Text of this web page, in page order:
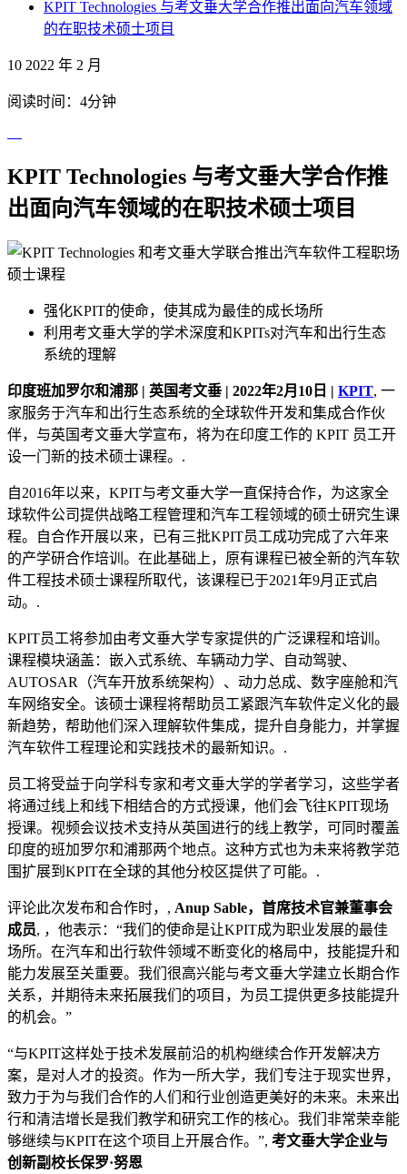
KPIT Technologies 与考文垂大学合作推出面向汽车领域
的在职技术硕士项目
10 2022 年 2 月
阅读时间：4分钟
KPIT Technologies 与考文垂大学合作推
出面向汽车领域的在职技术硕士项目
强化KPIT的使命，使其成为最佳的成长场所
利用考文垂大学的学术深度和KPITs对汽车和出行生态
系统的理解
印度班加罗尔和浦那 | 英国考文垂 | 2022年2月10日 | KPIT, 一
家服务于汽车和出行生态系统的全球软件开发和集成合作伙
伴，与英国考文垂大学宣布，将为在印度工作的 KPIT 员工开
设一门新的技术硕士课程。.
自2016年以来，KPIT与考文垂大学一直保持合作，为这家全
球软件公司提供战略工程管理和汽车工程领域的硕士研究生课
程。自合作开展以来，已有三批KPIT员工成功完成了六年来
的产学研合作培训。在此基础上，原有课程已被全新的汽车软
件工程技术硕士课程所取代，该课程已于2021年9月正式启
动。.
KPIT员工将参加由考文垂大学专家提供的广泛课程和培训。
课程模块涵盖：嵌入式系统、车辆动力学、自动驾驶、
AUTOSAR（汽车开放系统架构）、动力总成、数字座舱和汽
车网络安全。该硕士课程将帮助员工紧跟汽车软件定义化的最
新趋势，帮助他们深入理解软件集成，提升自身能力，并掌握
汽车软件工程理论和实践技术的最新知识。.
员工将受益于向学科专家和考文垂大学的学者学习，这些学者
将通过线上和线下相结合的方式授课，他们会飞往KPIT现场
授课。视频会议技术支持从英国进行的线上教学，可同时覆盖
印度的班加罗尔和浦那两个地点。这种方式也为未来将教学范
围扩展到KPIT在全球的其他分校区提供了可能。.
评论此次发布和合作时，, Anup Sable，首席技术官兼董事会
成员, ，他表示：“我们的使命是让KPIT成为职业发展的最佳
场所。在汽车和出行软件领域不断变化的格局中，技能提升和
能力发展至关重要。我们很高兴能与考文垂大学建立长期合作
关系，并期待未来拓展我们的项目，为员工提供更多技能提升
的机会。”
“与KPIT这样处于技术发展前沿的机构继续合作开发解决方
案，是对人才的投资。作为一所大学，我们专注于现实世界，
致力于为与我们合作的人们和行业创造更美好的未来。未来出
行和清洁增长是我们教学和研究工作的核心。我们非常荣幸能
够继续与KPIT在这个项目上开展合作。”, 考文垂大学企业与
创新副校长保罗·努恩